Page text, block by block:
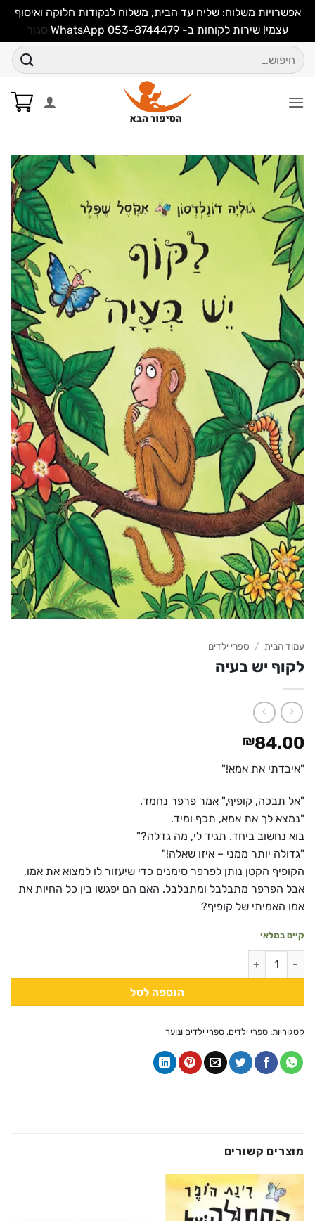
אפשרויות משלוח: שליח עד הבית, משלוח לנקודות חלוקה ואיסוף
עצמי! שירות לקוחות ב- WhatsApp 053-8744479
סגור
Skipחיפוש
עבור:
עמוד הבית / ספרי ילדים
לקוף יש בעיה
₪84.00
"איבדתי את אמא!"
"אל תבכה, קופיף," אמר פרפר נחמד.
"נמצא לך את אמא, תכף ומיד.
בוא נחשוב ביחד. תגיד לי, מה גדלה?"
"גדולה יותר ממני – איזו שאלה!"
הקופיף הקטן נותן לפרפר סימנים כדי שיעזור לו למצוא את אמו,
אבל הפרפר מתבלבל ומתבלבל. האם הם יפגשו בין כל החיות את
אמו האמיתי של קופיף?
קיים במלאי
כמות של לקוף יש בעיה
הוספה לסל
קטגוריות: ספרי ילדים, ספרי ילדים ונוער
מוצרים קשורים